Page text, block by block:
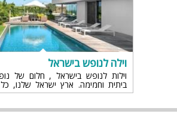
וילה לנופש בישראל
וילות לנופש בישראל , חלום של
ביתית וחמימה. ארץ ישראל שלנו,
אבל יחד עם זאת יש בה המון ייחודיות
והתיירות בישראל וכמו כן גם את